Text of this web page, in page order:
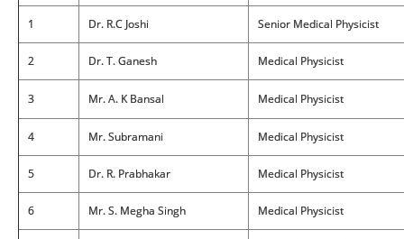
1 Dr. R.C Joshi Senior Medical Physicist
2 Dr. T. Ganesh Medical Physicist
3 Mr. A. K Bansal Medical Physicist
4 Mr. Subramani Medical Physicist
5 Dr. R. Prabhakar Medical Physicist
6 Mr. S. Megha Singh Medical Physicist